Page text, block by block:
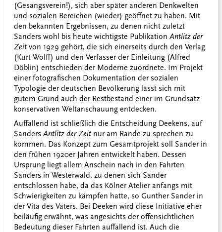
(Gesangsverein!), sich aber später anderen Denkwelten
und sozialen Bereichen (wieder) geöffnet zu haben. Mit
den bekannten Ergebnissen, zu denen nicht zuletzt
Sanders wohl bis heute wichtigste Publikation Antlitz der
Zeit von 1929 gehört, die sich einerseits durch den Verlag
(Kurt Wolff) und den Verfasser der Einleitung (Alfred
Döblin) entschieden der Moderne zuordnete. Im Projekt
einer fotografischen Dokumentation der sozialen
Typologie der deutschen Bevölkerung lässt sich mit
gutem Grund auch der Restbestand einer im Grundsatz
konservativen Weltanschauung entdecken.
Auffallend ist schließlich die Entscheidung Deekens, auf
Sanders Antlitz der Zeit nur am Rande zu sprechen zu
kommen. Das Konzept zum Gesamtprojekt soll Sander in
den frühen 1920er Jahren entwickelt haben. Dessen
Ursprung liegt allem Anschein nach in den Fahrten
Sanders in Westerwald, zu denen sich Sander
entschlossen habe, da das Kölner Atelier anfangs mit
Schwierigkeiten zu kämpfen hatte, so Gunther Sander in
der Vita des Vaters. Bei Deeken wird diese Initiative eher
beiläufig erwähnt, was angesichts der offensichtlichen
Bedeutung dieser Fahrten auffallend ist. Auch die